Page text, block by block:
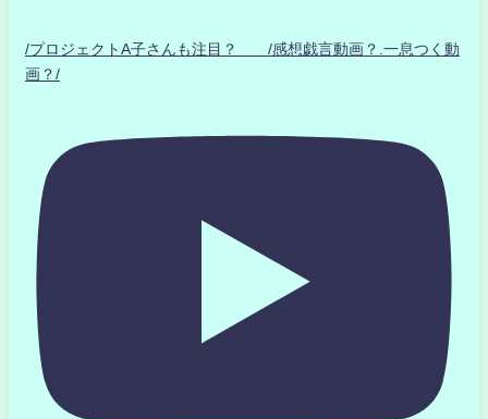
/プロジェクトA子さんも注目？ /感想戯言動画？.一息つく動
画？/